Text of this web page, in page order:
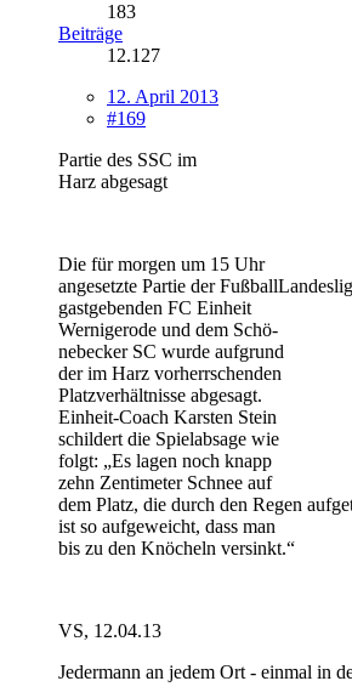
183
Beiträge
12.127
12. April 2013
#169
Partie des SSC im
Harz abgesagt
Die für morgen um 15 Uhr
angesetzte Partie der
gastgebenden FC Einheit
Wernigerode und dem Schö-
nebecker SC wurde aufgrund
der im Harz vorherrschenden
Platzverhältnisse abgesagt.
Einheit-Coach Karsten Stein
schildert die Spielabsage wie
folgt: „Es lagen noch knapp
zehn Zentimeter Schnee auf
dem Platz, die durch den Regen
ist so aufgeweicht, dass man
bis zu den Knöcheln versinkt.“
VS, 12.04.13
Jedermann an jedem Ort - einmal in